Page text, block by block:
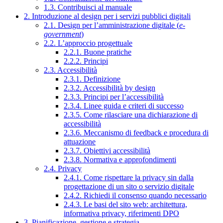
1.3. Contribuisci al manuale
2. Introduzione al design per i servizi pubblici digitali
2.1. Design per l’amministrazione digitale (e-
government)
2.2. L’approccio progettuale
2.2.1. Buone pratiche
2.2.2. Principi
2.3. Accessibilità
2.3.1. Definizione
2.3.2. Accessibilità by design
2.3.3. Principi per l’accessibilità
2.3.4. Linee guida e criteri di successo
2.3.5. Come rilasciare una dichiarazione di
accessibilità
2.3.6. Meccanismo di feedback e procedura di
attuazione
2.3.7. Obiettivi accessibilità
2.3.8. Normativa e approfondimenti
2.4. Privacy
2.4.1. Come rispettare la privacy sin dalla
progettazione di un sito o servizio digitale
2.4.2. Richiedi il consenso quando necessario
2.4.3. Le basi del sito web: architettura,
informativa privacy, riferimenti DPO